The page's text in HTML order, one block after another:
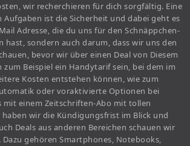
wir recherchieren für dich sorgfältig. Eine
ist die Sicherheit und dabei geht es
Adresse, die du uns für den Schnäppchen-
hast, sondern auch darum, dass wir uns den
bevor wir über einen Deal von Diesem
zum Beispiel ein Handytarif sein, bei dem im
Kosten entstehen können, wie zum
oder voraktivierte Optionen bei
mit einem Zeitschriften-Abo mit tollen
haben wir die Kündigungsfrist im Blick und
Deals aus anderen Bereichen schauen wir
Dazu gehören Smartphones, Notebooks,